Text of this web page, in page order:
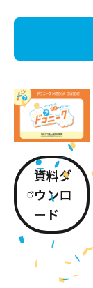
資料ダ
ウンロ
ード